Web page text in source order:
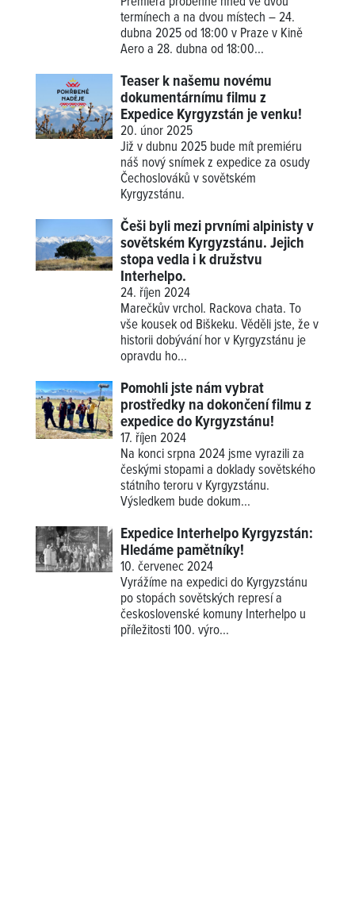
termínech a na dvou místech – 24.
dubna 2025 od 18:00 v Praze v Kině
Aero a 28. dubna od 18:00...
Teaser k našemu novému
dokumentárnímu filmu z
Expedice Kyrgyzstán je venku!
20. únor 2025
Již v dubnu 2025 bude mít premiéru
náš nový snímek z expedice za osudy
Čechoslováků v sovětském
Kyrgyzstánu.
Češi byli mezi prvními alpinisty v
sovětském Kyrgyzstánu. Jejich
stopa vedla i k družstvu
Interhelpo.
24. říjen 2024
Marečkův vrchol. Rackova chata. To
vše kousek od Biškeku. Věděli jste, že v
historii dobývání hor v Kyrgyzstánu je
opravdu ho...
Pomohli jste nám vybrat
prostředky na dokončení filmu z
expedice do Kyrgyzstánu!
17. říjen 2024
Na konci srpna 2024 jsme vyrazili za
českými stopami a doklady sovětského
státního teroru v Kyrgyzstánu.
Výsledkem bude dokum...
Expedice Interhelpo Kyrgyzstán:
Hledáme pamětníky!
10. červenec 2024
Vyrážíme na expedici do Kyrgyzstánu
po stopách sovětských represí a
československé komuny Interhelpo u
příležitosti 100. výro...